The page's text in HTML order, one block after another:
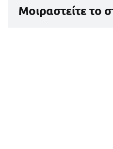
Μοιραστείτε το